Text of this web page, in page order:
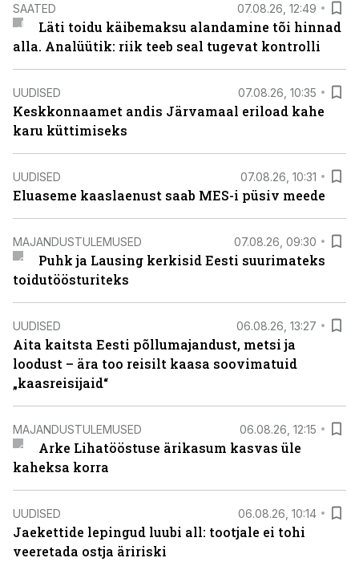
SAATED 07.08.26, 12:49
Läti toidu käibemaksu alandamine tõi hinnad
alla. Analüütik: riik teeb seal tugevat kontrolli
UUDISED 07.08.26, 10:35
Keskkonnaamet andis Järvamaal eriload kahe
karu küttimiseks
UUDISED 07.08.26, 10:31
Eluaseme kaaslaenust saab MES-i püsiv meede
MAJANDUSTULEMUSED 07.08.26, 09:30
Puhk ja Lausing kerkisid Eesti suurimateks
toidutöösturiteks
UUDISED 06.08.26, 13:27
Aita kaitsta Eesti põllumajandust, metsi ja
loodust – ära too reisilt kaasa soovimatuid
„kaasreisijaid“
MAJANDUSTULEMUSED 06.08.26, 12:15
Arke Lihatööstuse ärikasum kasvas üle
kaheksa korra
UUDISED 06.08.26, 10:14
Jaekettide lepingud luubi all: tootjale ei tohi
veeretada ostja äririski